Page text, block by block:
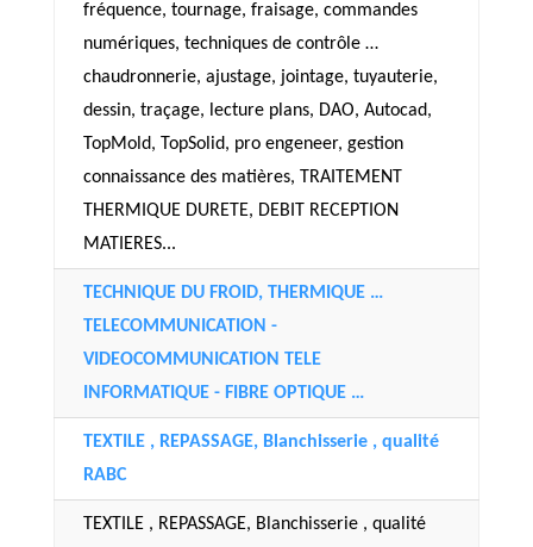
fréquence, tournage, fraisage, commandes
numériques, techniques de contrôle …
chaudronnerie, ajustage, jointage, tuyauterie,
dessin, traçage, lecture plans, DAO, Autocad,
TopMold, TopSolid, pro engeneer, gestion
connaissance des matières, TRAITEMENT
THERMIQUE DURETE, DEBIT RECEPTION
MATIERES...
TECHNIQUE DU FROID, THERMIQUE …
TELECOMMUNICATION -
VIDEOCOMMUNICATION TELE
INFORMATIQUE - FIBRE OPTIQUE …
TEXTILE , REPASSAGE, Blanchisserie , qualité
RABC
TEXTILE , REPASSAGE, Blanchisserie , qualité